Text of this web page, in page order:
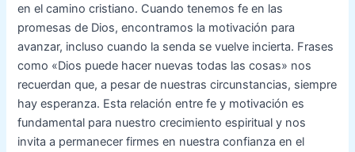
en el camino cristiano. Cuando tenemos fe en las
promesas de Dios, encontramos la motivación para
avanzar, incluso cuando la senda se vuelve incierta. Frases
como «Dios puede hacer nuevas todas las cosas» nos
recuerdan que, a pesar de nuestras circunstancias, siempre
hay esperanza. Esta relación entre fe y motivación es
fundamental para nuestro crecimiento espiritual y nos
invita a permanecer firmes en nuestra confianza en el